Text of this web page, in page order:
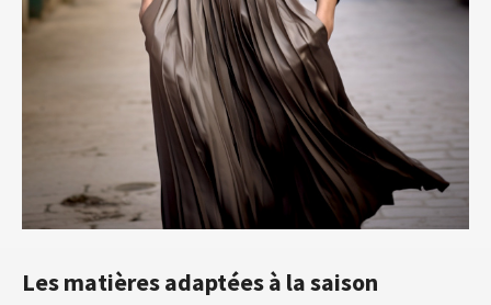
Les matières adaptées à la saison